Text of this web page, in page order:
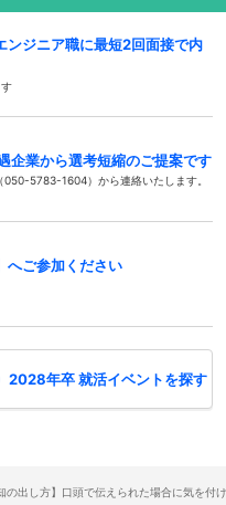
ンジニア職に最短2回面接で内
企業から選考短縮のご提案です
5783-1604）から連絡いたします。
へご参加ください
2028年卒 就活イベントを探す
の出し方】口頭で伝えられた場合に気を付